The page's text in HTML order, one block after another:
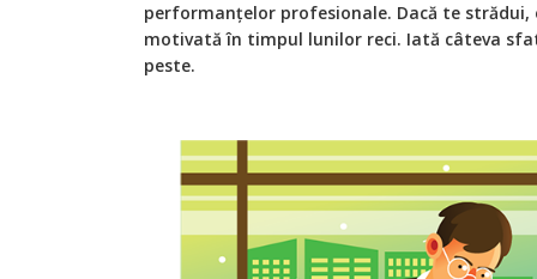
performanțelor profesionale. Dacă te
motivată în timpul lunilor reci. Iată câteva
peste.